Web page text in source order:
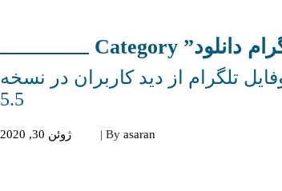
تلگرام از دید کاربران در نسخه
5.5
By asaran
| ژوئن 30, 2020